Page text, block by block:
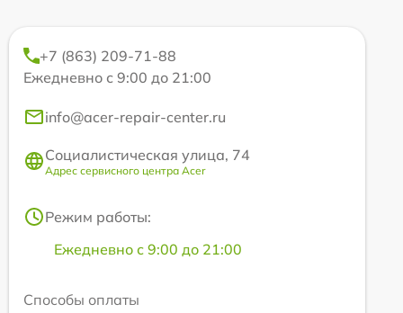
+7 (863) 209-71-88
Ежедневно с 9:00 до 21:00
info@acer-repair-center.ru
Социалистическая улица, 74
Адрес сервисного центра Acer
Режим работы:
Ежедневно с 9:00 до 21:00
Способы оплаты